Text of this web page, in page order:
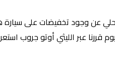
وفقًا لكل فئة، واليوم قررنا عبر الليثي أوتو